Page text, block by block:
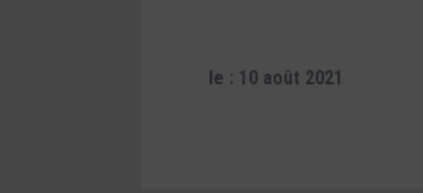
le : 10 août 2021